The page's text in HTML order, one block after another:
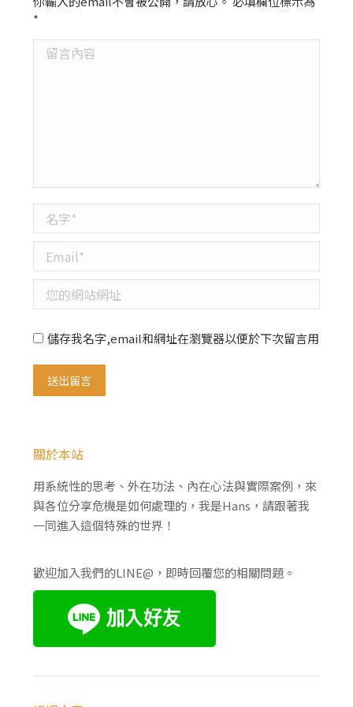
*
留言內容
名字 *
Email *
您的網站網址
儲存我名字,email和網址在瀏覽器以便於下次留言用
送出留言
關於本站
用系統性的思考、外在功法、內在心法與實際案例，來
與各位分享危機是如何處理的，我是Hans，請跟著我
一同進入這個特殊的世界！
歡迎加入我們的LINE@，即時回覆您的相關問題。